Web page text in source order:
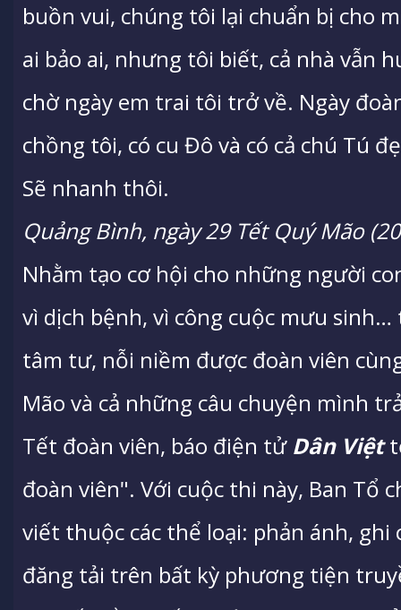
buồn vui, chúng tôi lại chuẩn bị cho
ai bảo ai, nhưng tôi biết, cả nhà vẫn
chờ ngày em trai tôi trở về. Ngày
chồng tôi, có cu Đô và có cả chú Tú
Sẽ nhanh thôi.
Quảng Bình, ngày 29 Tết Quý Mão
Nhằm tạo cơ hội cho những người
vì dịch bệnh, vì công cuộc mưu
tâm tư, nỗi niềm được đoàn viên
Mão và cả những câu chuyện mình
Tết đoàn viên, báo điện tử Dân Việt
đoàn viên". Với cuộc thi này, Ban Tổ
viết thuộc các thể loại: phản ánh, ghi
đăng tải trên bất kỳ phương tiện